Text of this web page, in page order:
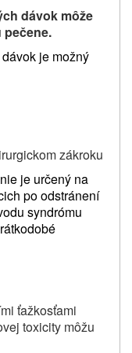
dávok môže
je možný
zákroku
je určený na
po odstránení
syndrómu
ťažkosťami
toxicity môžu